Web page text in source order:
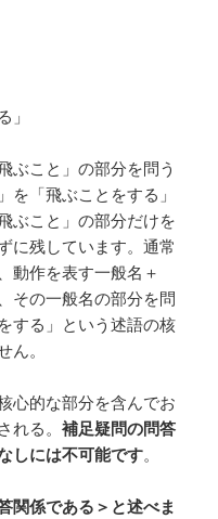
ぶこと」の部分を問う
を「飛ぶことをする」
ぶこと」の部分だけを
に残しています。通常
動作を表す一般名＋
その一般名の部分を問
する」という述語の核
。
心的な部分を含んでお
れる。補足疑問の問答
しには不可能です。
関係である＞と述べま